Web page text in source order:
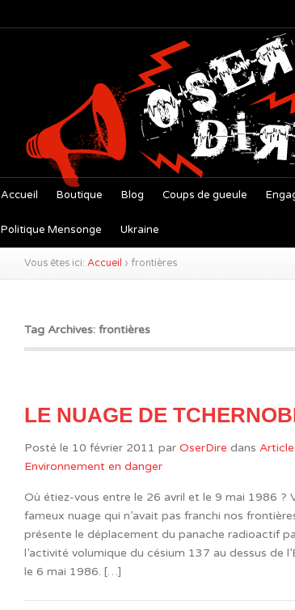
Accueil Boutique Blog Coups de gueule
Politique Mensonge Ukraine
Vous êtes ici: Accueil › frontières
Tag Archives: frontières
LE NUAGE DE
Posté le 10 février 2011 par OserDire dans
Environnement en danger
Où étiez-vous entre le 26 avril et le 9 mai 1986 ?
fameux nuage qui n’avait pas franchi nos
présente le déplacement du panache radioactif
l’activité volumique du césium 137 au dessus de
le 6 mai 1986. […]